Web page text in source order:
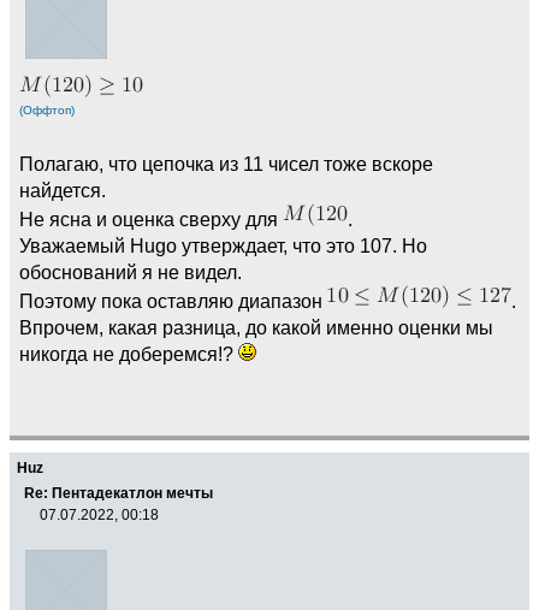
(Оффтоп)
Полагаю, что цепочка из 11 чисел тоже вскоре
найдется.
Не ясна и оценка сверху для
.
Уважаемый Hugo утверждает, что это 107. Но
обоснований я не видел.
Поэтому пока оставляю диапазон
.
Впрочем, какая разница, до какой именно оценки мы
никогда не доберемся!?
Huz
Re: Пентадекатлон мечты
07.07.2022, 00:18